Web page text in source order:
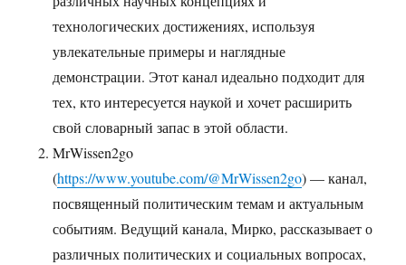
технологических достижениях, используя
увлекательные примеры и наглядные
демонстрации. Этот канал идеально подходит для
тех, кто интересуется наукой и хочет расширить
свой словарный запас в этой области.
MrWissen2go
(https://www.youtube.com/@MrWissen2go) — канал,
посвященный политическим темам и актуальным
событиям. Ведущий канала, Мирко, рассказывает о
различных политических и социальных вопросах,